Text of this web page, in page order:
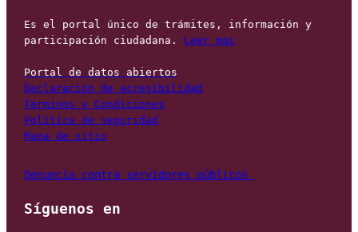
Es el portal único de trámites, información y
participación ciudadana. Leer más
Portal de datos abiertos
Declaración de accesibilidad
Términos y Condiciones
Política de seguridad
Mapa de sitio
Denuncia contra servidores públicos
Síguenos en